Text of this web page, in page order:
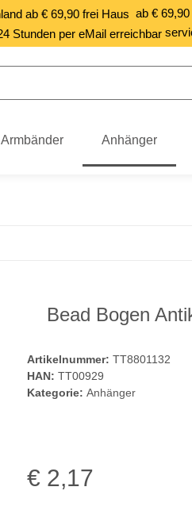
ab €
Armbänder Anhänger
Bead Bogen
Artikelnummer: TT8801132
HAN: TT00929
Kategorie: Anhänger
€ 2,17